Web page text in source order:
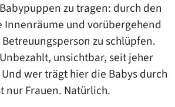
zu tragen: durch den
Innenräume und vorübergehend
zu schlüpfen.
unsichtbar, seit jeher
wer trägt hier die Babys durch
nur Frauen. Natürlich.